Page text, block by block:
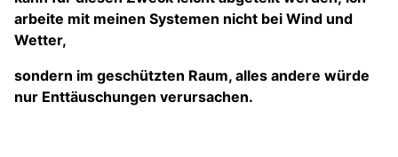
arbeite mit meinen Systemen nicht bei Wind und
Wetter,
sondern im geschützten Raum, alles andere würde
nur Enttäuschungen verursachen.